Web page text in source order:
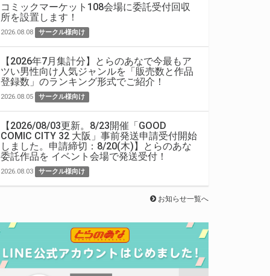
コミックマーケット108会場に委託受付回収
所を設置します！
2026.08.08 サークル様向け
【2026年7月集計分】とらのあなで今最もア
ツい男性向け人気ジャンルを「販売数と作品
登録数」のランキング形式でご紹介！
2026.08.05 サークル様向け
【2026/08/03更新。8/23開催「GOOD
COMIC CITY 32 大阪」事前発送申請受付開始
しました。申請締切：8/20(木)】とらのあな
委託作品を イベント会場で発送受付！
2026.08.03 サークル様向け
お知らせ一覧へ